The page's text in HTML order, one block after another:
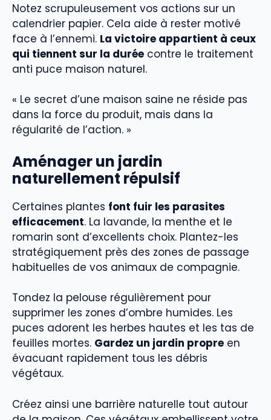
Notez scrupuleusement vos actions sur un
calendrier papier. Cela aide à rester motivé
face à l’ennemi. La victoire appartient à ceux
qui tiennent sur la durée contre le traitement
anti puce maison naturel.
« Le secret d’une maison saine ne réside pas
dans la force du produit, mais dans la
régularité de l’action. »
Aménager un jardin
naturellement répulsif
Certaines plantes font fuir les parasites
efficacement. La lavande, la menthe et le
romarin sont d’excellents choix. Plantez-les
stratégiquement près des zones de passage
habituelles de vos animaux de compagnie.
Tondez la pelouse régulièrement pour
supprimer les zones d’ombre humides. Les
puces adorent les herbes hautes et les tas de
feuilles mortes. Gardez un jardin propre en
évacuant rapidement tous les débris
végétaux.
Créez ainsi une barrière naturelle tout autour